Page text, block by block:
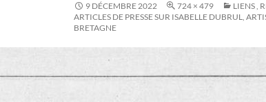
9 DÉCEMBRE 2022 724 × 479
LIENS ,
ARTICLES DE PRESSE SUR ISABELLE DUBRUL,
BRETAGNE